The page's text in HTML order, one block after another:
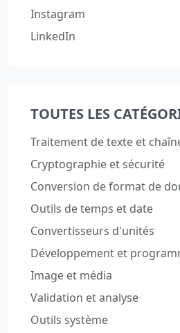
Instagram
LinkedIn
TOUTES LES
Traitement de texte et
Cryptographie et sécurité
Conversion de format de
Outils de temps et date
Convertisseurs d'unités
Développement et
Image et média
Validation et analyse
Outils système